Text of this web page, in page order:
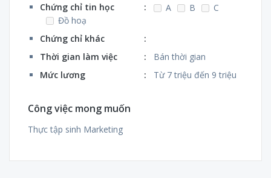
Chứng chỉ tin học
: A B
C
Đồ hoạ
Chứng chỉ khác
:
Thời gian làm việc
:
Bán thời gian
Mức lương
: Từ 7 triệu đến 9 triệu
Công việc mong muốn
Thực tập sinh Marketing